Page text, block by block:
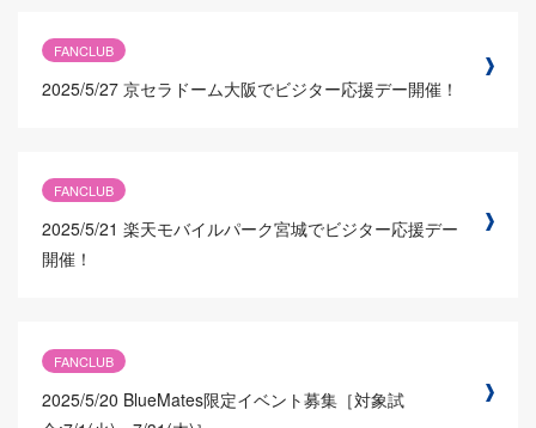
FANCLUB
2025/5/27 京セラドーム大阪でビジター応援デー開催！
FANCLUB
2025/5/21 楽天モバイルパーク宮城でビジター応援デー
開催！
FANCLUB
2025/5/20 BlueMates限定イベント募集［対象試